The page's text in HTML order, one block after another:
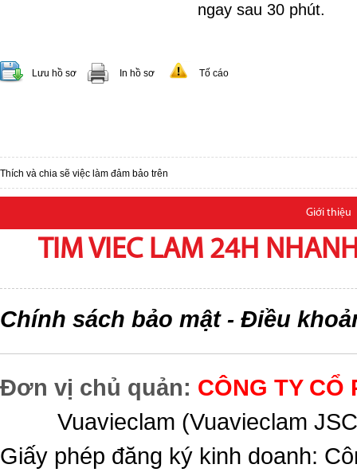
ngay sau 30 phút.
Lưu hồ sơ In hồ sơ Tố cáo
Thích và chia sẽ việc làm đảm bảo trên
Giới thiệu
TIM VIEC LAM 24H
Chính sách bảo mật- Điều
Đơn vị chủ quản: CÔNG TY CỔ
Vuavieclam (Vuavieclam
Giấy phép đăng ký kinh doanh: